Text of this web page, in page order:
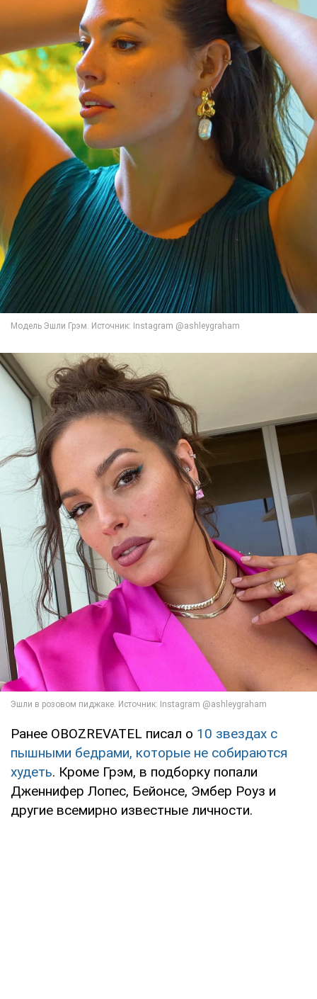
Ранее OBOZREVATEL писал о 10 звездах с
пышными бедрами, которые не собираются
худеть. Кроме Грэм, в подборку попали
Дженнифер Лопес, Бейонсе, Эмбер Роуз и
другие всемирно известные личности.